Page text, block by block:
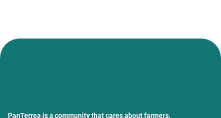
PanTerrea is a community that cares about farmers.